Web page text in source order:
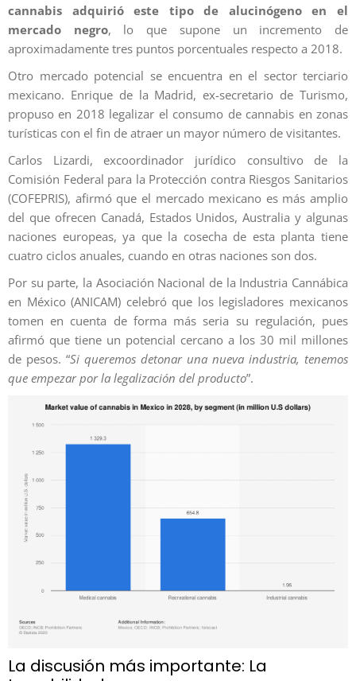
cannabis adquirió este tipo de alucinógeno en el
mercado negro, lo que supone un incremento de
aproximadamente tres puntos porcentuales respecto a 2018.
Otro mercado potencial se encuentra en el sector terciario
mexicano. Enrique de la Madrid, ex-secretario de Turismo,
propuso en 2018 legalizar el consumo de cannabis en zonas
turísticas con el fin de atraer un mayor número de visitantes.
Carlos Lizardi, excoordinador jurídico consultivo de la
Comisión Federal para la Protección contra Riesgos Sanitarios
(COFEPRIS), afirmó que el mercado mexicano es más amplio
del que ofrecen Canadá, Estados Unidos, Australia y algunas
naciones europeas, ya que la cosecha de esta planta tiene
cuatro ciclos anuales, cuando en otras naciones son dos.
Por su parte, la Asociación Nacional de la Industria Cannábica
en México (ANICAM) celebró que los legisladores mexicanos
tomen en cuenta de forma más seria su regulación, pues
afirmó que tiene un potencial cercano a los 30 mil millones
de pesos. “Si queremos detonar una nueva industria, tenemos
que empezar por la legalización del producto”.
La discusión más importante: La